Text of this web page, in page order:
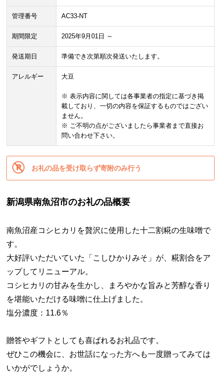
管理番号 AC33-NT
期間限定 2025年9月01日 ～
発送期日 準備でき次第順次発送いたします。
アレルギー 大豆
※ 表示内容に関しては各事業者の指定に基づき掲
載しており、一切の内容を保証するものではござい
ません。
※ ご不明の点がございましたら事業者まで直接お
問い合わせ下さい。
お礼の品を受け取らず寄附のみ行う
新潟県南魚沼市のお礼の品概要
南魚沼産コシヒカリを贅沢に使用した十二割糀の生味噌で
す。
大好評いただいていた「こしひかりみそ」が、糀割合をア
ップしてリニューアル。
コシヒカリの甘みを生かし、まろやかな旨みと芳醇な香り
を堪能いただける味噌に仕上げました。
塩分濃度：11.6％
贈答やギフトとしても喜ばれるお礼品です。
ぜひこの機会に、お世話になった方へも一度贈ってみては
いかがでしょうか。